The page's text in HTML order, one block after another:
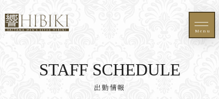
Menu
出勤情報
STAFF SCHEDULE